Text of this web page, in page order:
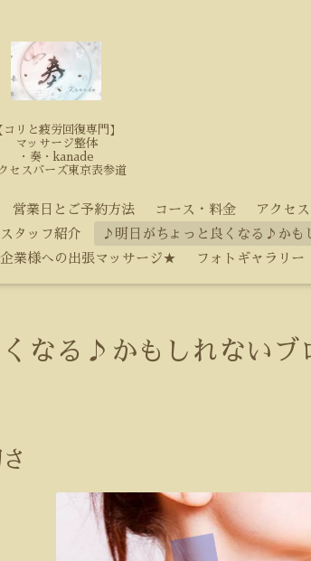
コリと疲労回復専門】
マッサージ整体
・奏・kanade
セスバーズ東京表参道
営業日とご予約方法 コース・料金
アクセ
スタッフ紹介
♪明日がちょっと良くなる♪かも
業様への出張マッサージ★ フォトギャラリー
なる♪かもしれないブ